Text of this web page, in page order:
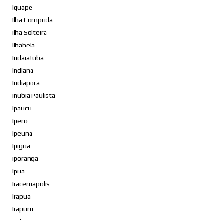
Iguape
Ilha Comprida
Ilha Solteira
Ilhabela
Indaiatuba
Indiana
Indiapora
Inubia Paulista
Ipaucu
Ipero
Ipeuna
Ipigua
Iporanga
Ipua
Iracemapolis
Irapua
Irapuru